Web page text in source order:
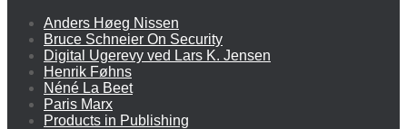
Anders Høeg Nissen
Bruce Schneier On Security
Digital Ugerevy ved Lars K. Jensen
Henrik Føhns
Néné La Beet
Paris Marx
Products in Publishing